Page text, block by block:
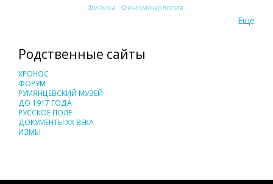
Физика Феноменология
Еще
Родственные сайты
ХРОНОС
ФОРУМ
РУМЯНЦЕВСКИЙ МУЗЕЙ
ДО 1917 ГОДА
РУССКОЕ ПОЛЕ
ДОКУМЕНТЫ XX ВЕКА
ИЗМЫ